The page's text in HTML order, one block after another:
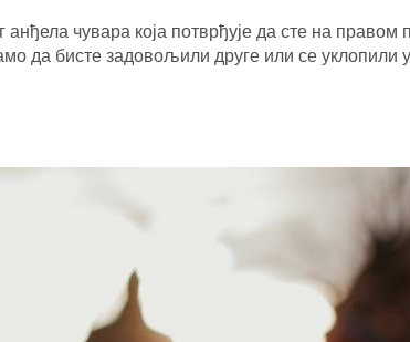
чувара која потврђује да сте на правом
да бисте задовољили друге или се уклопили у